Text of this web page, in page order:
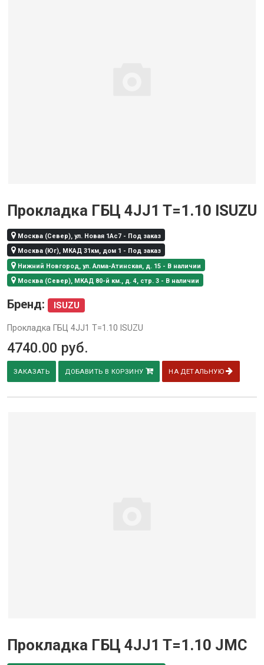
Прокладка ГБЦ 4JJ1 T=1.10 ISUZU
Москва (Север), ул. Новая 1Ас7 - Под заказ
Москва (Юг), МКАД 31км, дом 1 - Под заказ
Нижний Новгород, ул. Алма-Атинская, д. 15 - В наличии
Москва (Север), МКАД 80-й км., д. 4, стр. 3 - В наличии
Бренд: ISUZU
Прокладка ГБЦ 4JJ1 T=1.10 ISUZU
4740.00 руб.
ЗАКАЗАТЬ ДОБАВИТЬ В КОРЗИНУ НА ДЕТАЛЬНУЮ
Прокладка ГБЦ 4JJ1 T=1.10 JMC